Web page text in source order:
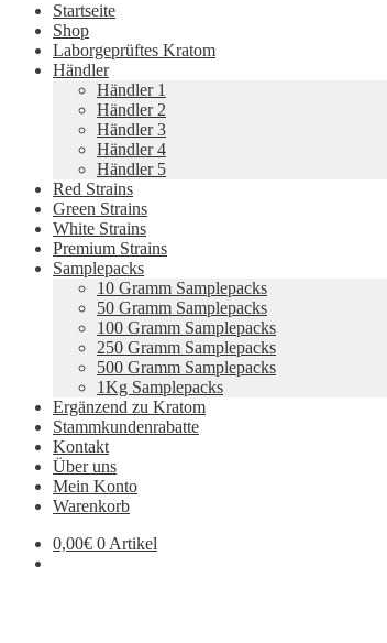
Startseite
Shop
Laborgeprüftes Kratom
Händler
Händler 1
Händler 2
Händler 3
Händler 4
Händler 5
Red Strains
Green Strains
White Strains
Premium Strains
Samplepacks
10 Gramm Samplepacks
50 Gramm Samplepacks
100 Gramm Samplepacks
250 Gramm Samplepacks
500 Gramm Samplepacks
1Kg Samplepacks
Ergänzend zu Kratom
Stammkundenrabatte
Kontakt
Über uns
Mein Konto
Warenkorb
0,00€ 0 Artikel